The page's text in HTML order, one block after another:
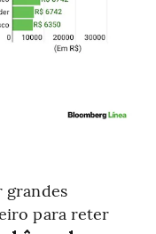
grandes
para reter